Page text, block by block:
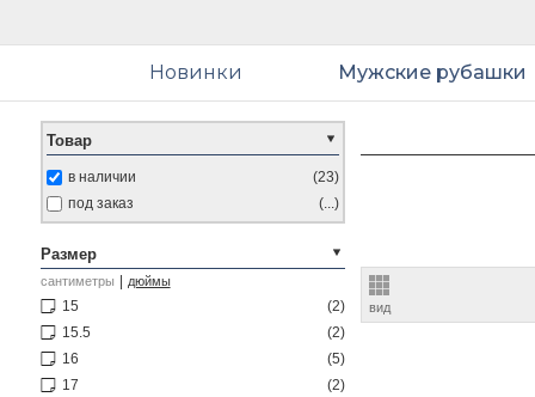
Новинки Мужские рубашки
Товар
(23)
в наличии
(...)
под заказ
Размер
сантиметры дюймы
(2)
15
(2)
15.5
(5)
16
(2)
17
вид